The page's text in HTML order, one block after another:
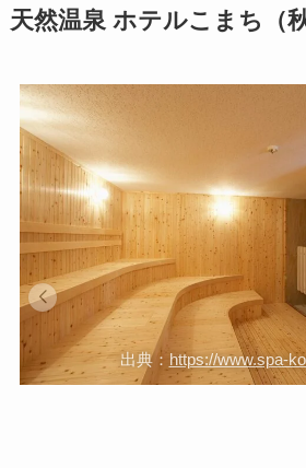
天然温泉 ホテルこまち（秋
出典： https://www.spa-